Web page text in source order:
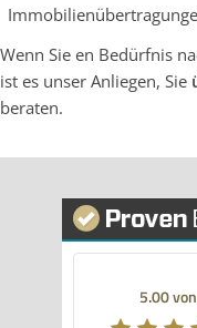
Wenn Sie en Bedürfnis
ist es unser Anliegen, Sie
beraten.
5.00 von 5